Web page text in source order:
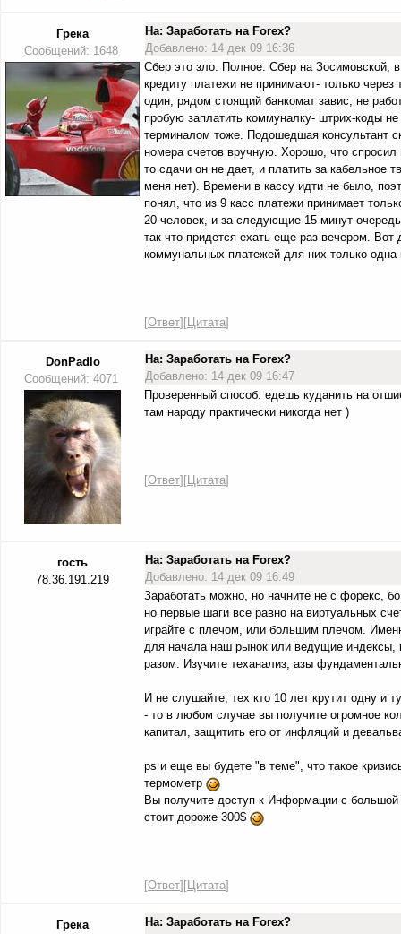
Грека
Сообщений: 1648
На: Заработать на Forex?
Добавлено: 14 дек 09 16:36
Сбер это зло. Полное. Сбер на Зосимовской,
кредиту платежи не принимают- только
один, рядом стоящий банкомат завис, не
пробую заплатить коммуналку- штрих-коды
терминалом тоже. Подошедшая
номера счетов вручную. Хорошо, что спросил
то сдачи он не дает, и платить за кабельное
меня нет). Времени в кассу идти не было,
понял, что из 9 касс платежи принимает
20 человек, и за следующие 15 минут
так что придется ехать еще раз вечером.
коммунальных платежей для них только
[Ответ][Цитата]
DonPadlo
Сообщений: 4071
На: Заработать на Forex?
Добавлено: 14 дек 09 16:47
Проверенный способ: едешь куданить на
там народу практически никогда нет )
[Ответ][Цитата]
гость
78.36.191.219
На: Заработать на Forex?
Добавлено: 14 дек 09 16:49
Заработать можно, но начните не с форекс,
но первые шаги все равно на виртуальных
играйте с плечом, или большим плечом.
для начала наш рынок или ведущие индексы,
разом. Изучите теханализ, азы
И не слушайте, тех кто 10 лет крутит одну и
- то в любом случае вы получите огромное
капитал, защитить его от инфляций и
ps и еще вы будете "в теме", что такое
термометр
Вы получите доступ к Информации с
стоит дороже 300$
[Ответ][Цитата]
Грека
На: Заработать на Forex?